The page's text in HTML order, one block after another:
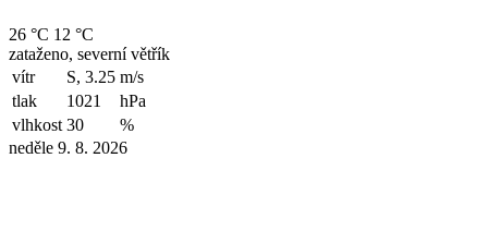
26 °C 12 °C
zataženo, severní větřík
vítr
S, 3.25 m/s
tlak
1021
hPa
vlhkost 30
%
neděle 9. 8. 2026